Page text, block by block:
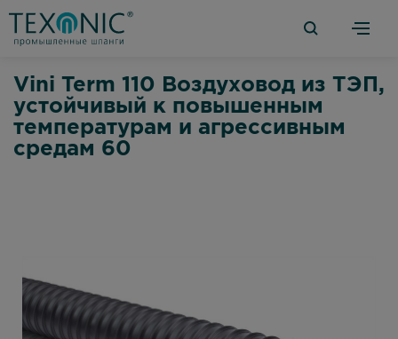
Vini Term 110 Воздуховод из ТЭП,
устойчивый к повышенным
температурам и агрессивным
средам 60